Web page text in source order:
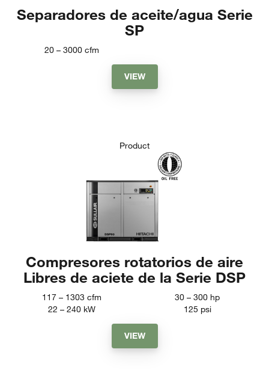
Separadores de aceite/agua Serie
SP
20 – 3000 cfm
VIEW
Product
Compresores rotatorios de aire
Libres de aciete de la Serie DSP
117 – 1303 cfm 30 – 300 hp
22 – 240 kW 125 psi
VIEW